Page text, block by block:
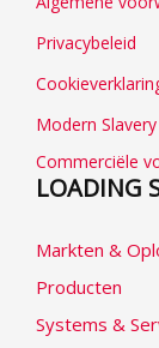
Privacybeleid
Modern
Commerciële
LOADING
Markten &
Producten
Systems &